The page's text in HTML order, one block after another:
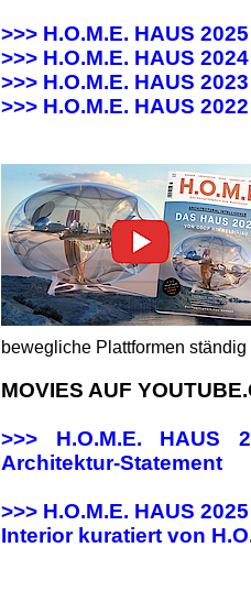
>>> H.O.M.E. HAUS
>>> H.O.M.E. HAUS
>>> H.O.M.E. HAUS
>>> H.O.M.E. HAUS
bewegliche Plattformen
MOVIES AUF
>>> H.O.M.E.
Architektur-Statement
>>> H.O.M.E. HAUS
Interior kuratiert von